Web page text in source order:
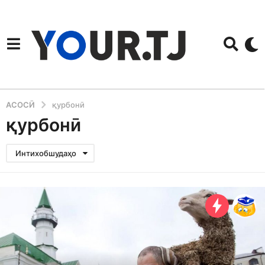
АСОСӢ қурбонӣ
қурбонӣ
Интихобшудаҳо